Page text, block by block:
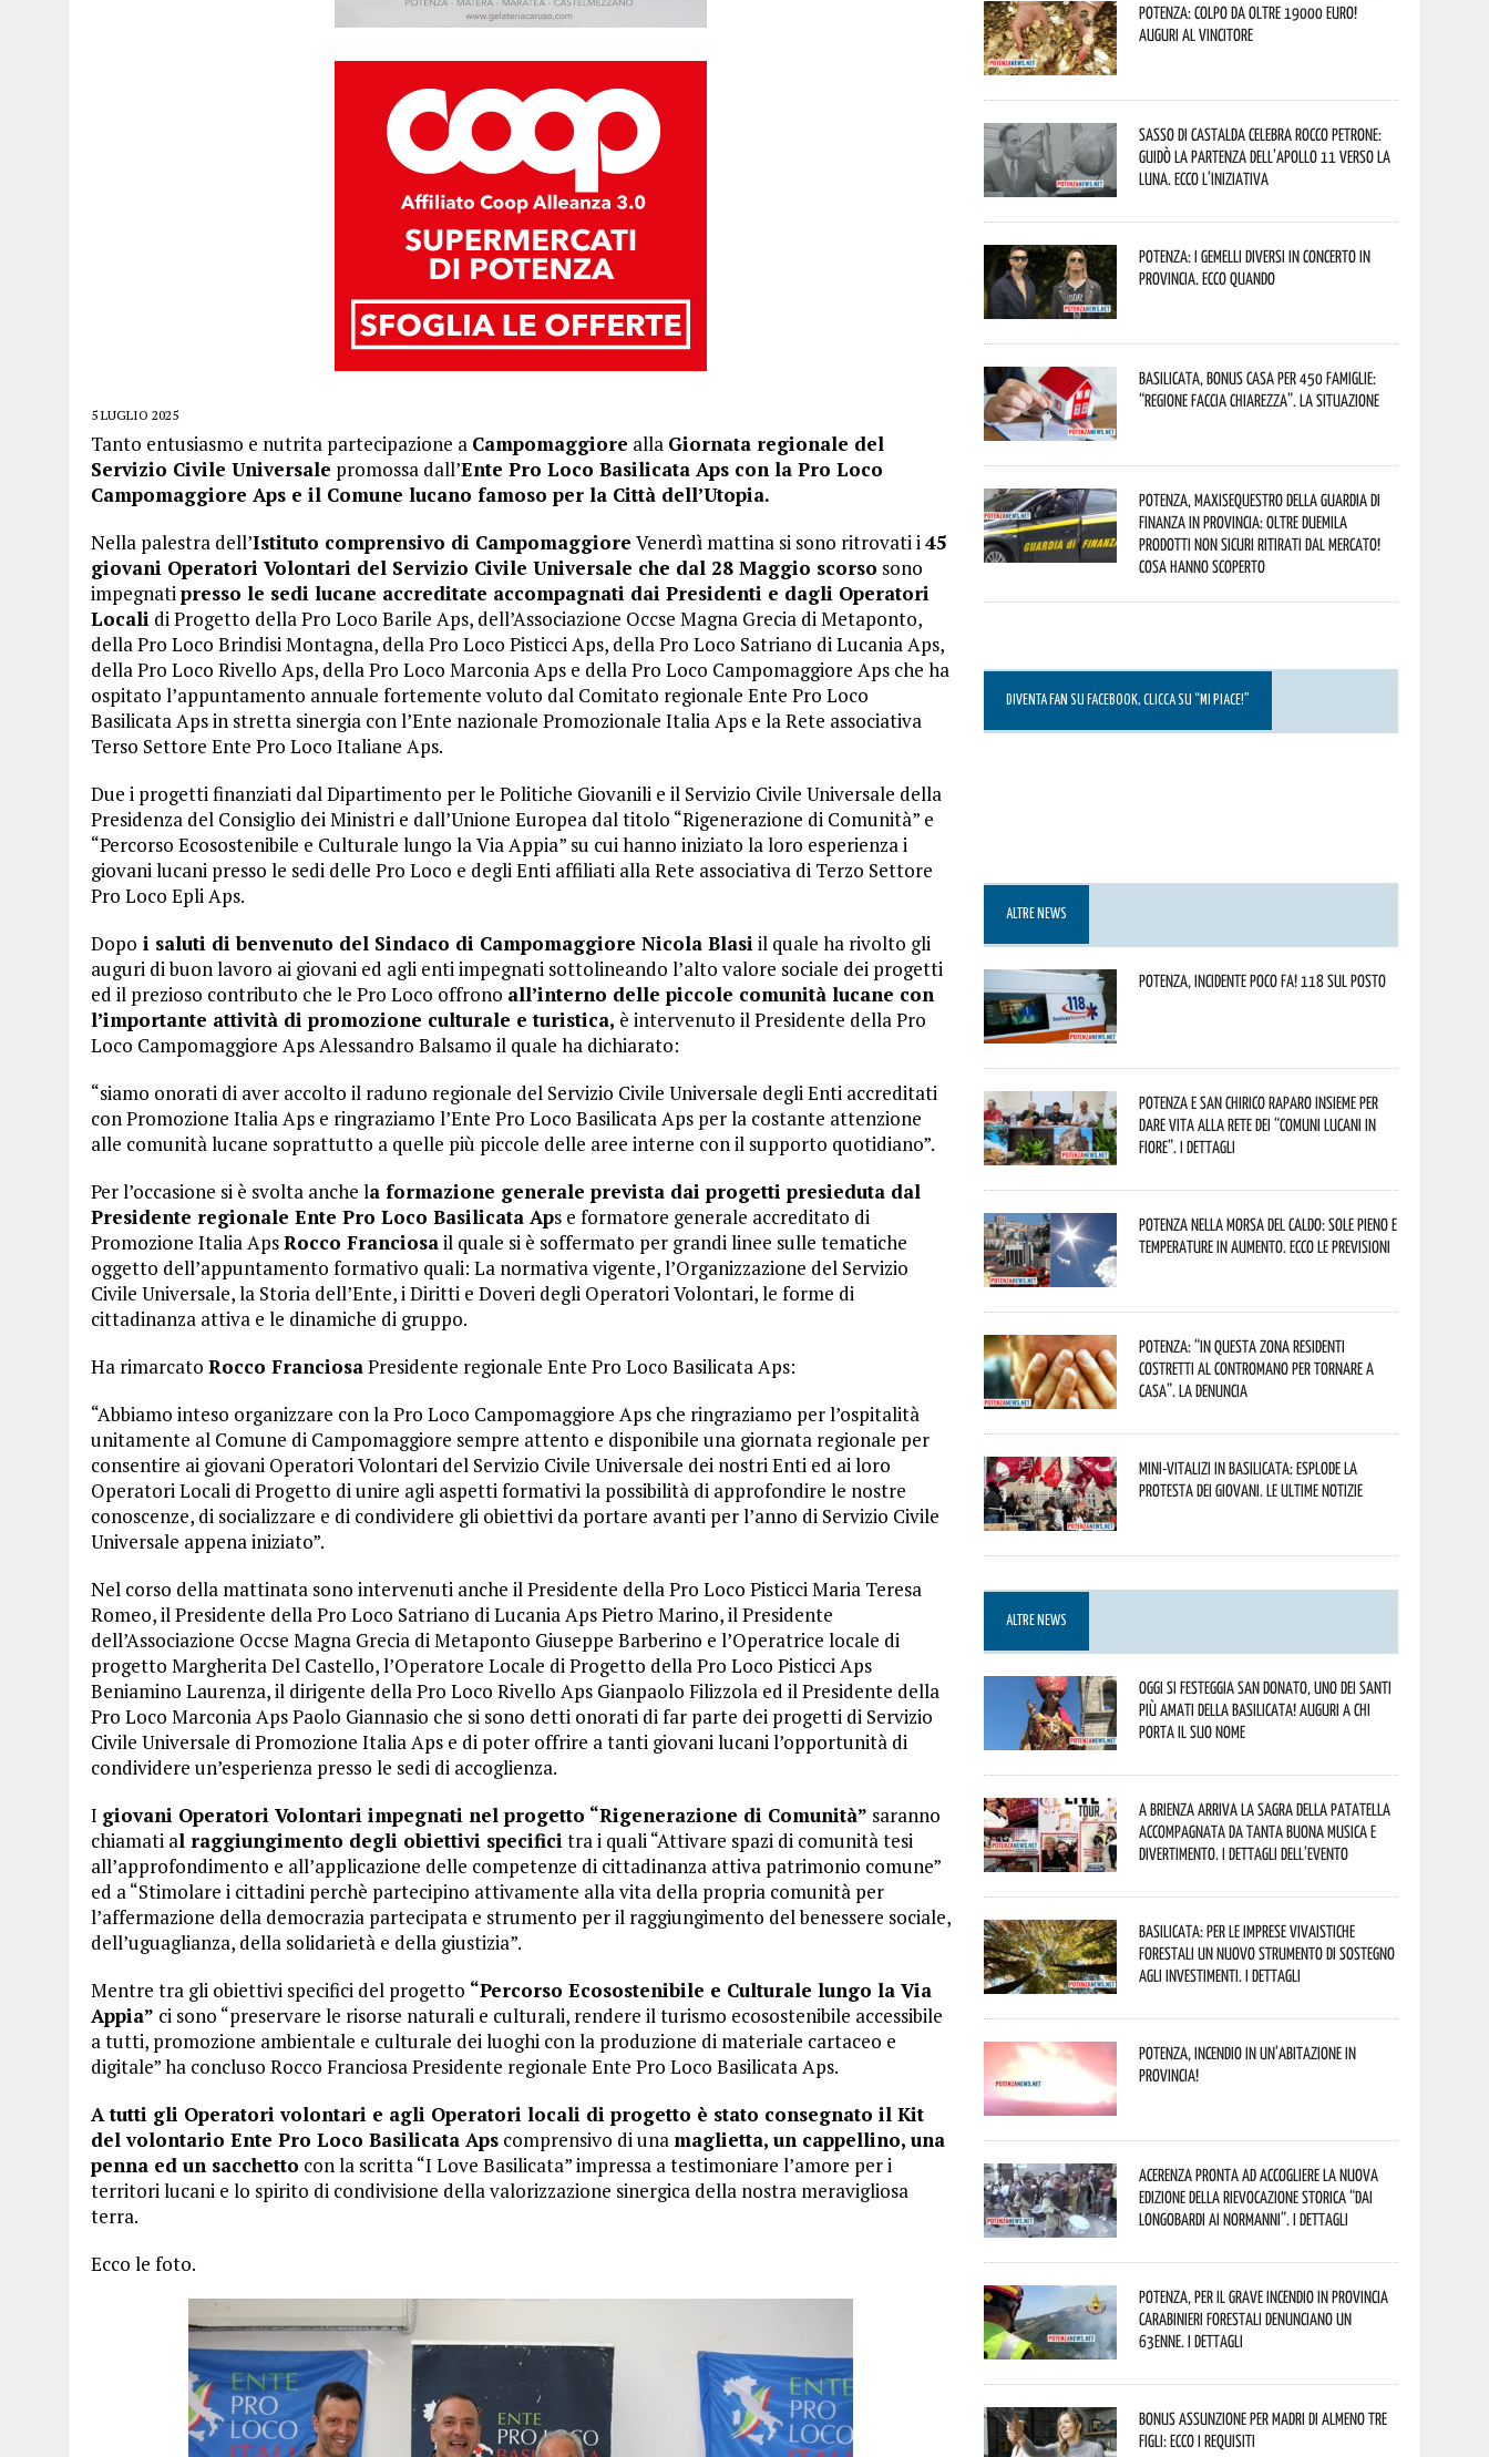
5 LUGLIO 2025
Tanto entusiasmo e nutrita partecipazione a Campomaggiore alla Giornata regionale del
Servizio Civile Universale promossa dall’Ente Pro Loco Basilicata Aps con la Pro Loco
Campomaggiore Aps e il Comune lucano famoso per la Città dell’Utopia.
Nella palestra dell’Istituto comprensivo di Campomaggiore Venerdì mattina si sono ritrovati i45
giovani Operatori Volontari del Servizio Civile Universale che dal 28 Maggio scorso sono
impegnatipresso le sedi lucane accreditate accompagnati dai Presidenti e dagli Operatori
Locali di Progetto della Pro Loco Barile Aps, dell’Associazione Occse Magna Grecia di Metaponto,
della Pro Loco Brindisi Montagna, della Pro Loco Pisticci Aps, della Pro Loco Satriano di Lucania Aps,
della Pro Loco Rivello Aps, della Pro Loco Marconia Aps e della Pro Loco Campomaggiore Aps che ha
ospitato l’appuntamento annuale fortemente voluto dal Comitato regionale Ente Pro Loco
Basilicata Aps in stretta sinergia con l’Ente nazionale Promozionale Italia Aps e la Rete associativa
Terso Settore Ente Pro Loco Italiane Aps.
Due i progetti finanziati dal Dipartimento per le Politiche Giovanili e il Servizio Civile Universale della
Presidenza del Consiglio dei Ministri e dall’Unione Europea dal titolo “Rigenerazione di Comunità” e
“Percorso Ecosostenibile e Culturale lungo la Via Appia” su cui hanno iniziato la loro esperienza i
giovani lucani presso le sedi delle Pro Loco e degli Enti affiliati alla Rete associativa di Terzo Settore
Pro Loco Epli Aps.
Dopo i saluti di benvenuto del Sindaco di Campomaggiore Nicola Blasi il quale ha rivolto gli
auguri di buon lavoro ai giovani ed agli enti impegnati sottolineando l’alto valore sociale dei progetti
ed il prezioso contributo che le Pro Loco offrono all’interno delle piccole comunità lucane con
l’importante attività di promozione culturale e turistica, è intervenuto il Presidente della Pro
Loco Campomaggiore Aps Alessandro Balsamo il quale ha dichiarato:
“siamo onorati di aver accolto il raduno regionale del Servizio Civile Universale degli Enti accreditati
con Promozione Italia Aps e ringraziamo l’Ente Pro Loco Basilicata Aps per la costante attenzione
alle comunità lucane soprattutto a quelle più piccole delle aree interne con il supporto quotidiano”.
Per l’occasione si è svolta anche la formazione generale prevista dai progetti presieduta dal
Presidente regionale Ente Pro Loco Basilicata Aps e formatore generale accreditato di
Promozione Italia ApsRocco Franciosail quale si è soffermato per grandi linee sulle tematiche
oggetto dell’appuntamento formativo quali: La normativa vigente, l’Organizzazione del Servizio
Civile Universale, la Storia dell’Ente, i Diritti e Doveri degli Operatori Volontari, le forme di
cittadinanza attiva e le dinamiche di gruppo.
Ha rimarcato Rocco FranciosaPresidente regionale Ente Pro Loco Basilicata Aps:
“Abbiamo inteso organizzare con la Pro Loco Campomaggiore Aps che ringraziamo per l’ospitalità
unitamente al Comune di Campomaggiore sempre attento e disponibile una giornata regionale per
consentire ai giovani Operatori Volontari del Servizio Civile Universale dei nostri Enti ed ai loro
Operatori Locali di Progetto di unire agli aspetti formativi la possibilità di approfondire le nostre
conoscenze, di socializzare e di condividere gli obiettivi da portare avanti per l’anno di Servizio Civile
Universale appena iniziato”.
Nel corso della mattinata sono intervenuti anche il Presidente della Pro Loco Pisticci Maria Teresa
Romeo, il Presidente della Pro Loco Satriano di Lucania Aps Pietro Marino, il Presidente
dell’Associazione Occse Magna Grecia di Metaponto Giuseppe Barberino e l’Operatrice locale di
progetto Margherita Del Castello, l’Operatore Locale di Progetto della Pro Loco Pisticci Aps
Beniamino Laurenza, il dirigente della Pro Loco Rivello Aps Gianpaolo Filizzola ed il Presidente della
Pro Loco Marconia Aps Paolo Giannasio che si sono detti onorati di far parte dei progetti di Servizio
Civile Universale di Promozione Italia Aps e di poter offrire a tanti giovani lucani l’opportunità di
condividere un’esperienza presso le sedi di accoglienza.
I giovani Operatori Volontari impegnati nel progetto “Rigenerazione di Comunità” saranno
chiamati al raggiungimento degli obiettivi specifici tra i quali “Attivare spazi di comunità tesi
all’approfondimento e all’applicazione delle competenze di cittadinanza attiva patrimonio comune”
ed a “Stimolare i cittadini perchè partecipino attivamente alla vita della propria comunità per
l’affermazione della democrazia partecipata e strumento per il raggiungimento del benessere sociale,
dell’uguaglianza, della solidarietà e della giustizia”.
Mentre tra gli obiettivi specifici del progetto “Percorso Ecosostenibile e Culturale lungo la Via
Appia” ci sono “preservare le risorse naturali e culturali, rendere il turismo ecosostenibile accessibile
a tutti, promozione ambientale e culturale dei luoghi con la produzione di materiale cartaceo e
digitale” ha concluso Rocco Franciosa Presidente regionale Ente Pro Loco Basilicata Aps.
A tutti gli Operatori volontari e agli Operatori locali di progetto è stato consegnato il Kit
del volontario Ente Pro Loco Basilicata Aps comprensivo di una maglietta, un cappellino, una
penna ed un sacchetto con la scritta “I Love Basilicata” impressa a testimoniare l’amore per i
territori lucani e lo spirito di condivisione della valorizzazione sinergica della nostra meravigliosa
terra.
Ecco le foto.
Potenza: colpo da oltre 19000 Euro!
Auguri al vincitore
Sasso di Castalda celebra Rocco Petrone:
guidò la partenza dell’Apollo 11 verso la
Luna. Ecco l’iniziativa
Potenza: i Gemelli DiVersi in concerto in
provincia. Ecco quando
Basilicata, Bonus casa per 450 famiglie:
“Regione faccia chiarezza”. La situazione
Potenza, maxisequestro della Guardia di
Finanza in provincia: oltre duemila
prodotti non sicuri ritirati dal mercato!
Cosa hanno scoperto
DIVENTA FAN SU FACEBOOK, CLICCA SU “MI PIACE!”
ALTRE NEWS
Potenza, incidente poco fa! 118 sul posto
Potenza e San Chirico Raparo insieme per
dare vita alla rete dei “Comuni Lucani in
Fiore”. I dettagli
Potenza nella morsa del caldo: sole pieno e
temperature in aumento. Ecco le previsioni
Potenza: “In questa zona residenti
costretti al contromano per tornare a
casa”. La denuncia
Mini-vitalizi in Basilicata: esplode la
protesta dei giovani. Le ultime notizie
ALTRE NEWS
Oggi si festeggia San Donato, uno dei Santi
più amati della Basilicata! Auguri a chi
porta il suo nome
A Brienza arriva la Sagra della Patatella
accompagnata da tanta buona musica e
divertimento. I dettagli dell’evento
Basilicata: per le imprese vivaistiche
forestali un nuovo strumento di sostegno
agli investimenti. I dettagli
Potenza, incendio in un’abitazione in
provincia!
Acerenza pronta ad accogliere la nuova
edizione della rievocazione storica “Dai
Longobardi ai Normanni”. I dettagli
Potenza, per il grave incendio in Provincia
Carabinieri forestali denunciano un
63enne. I dettagli
Bonus assunzione per madri di almeno tre
figli: ecco i requisiti